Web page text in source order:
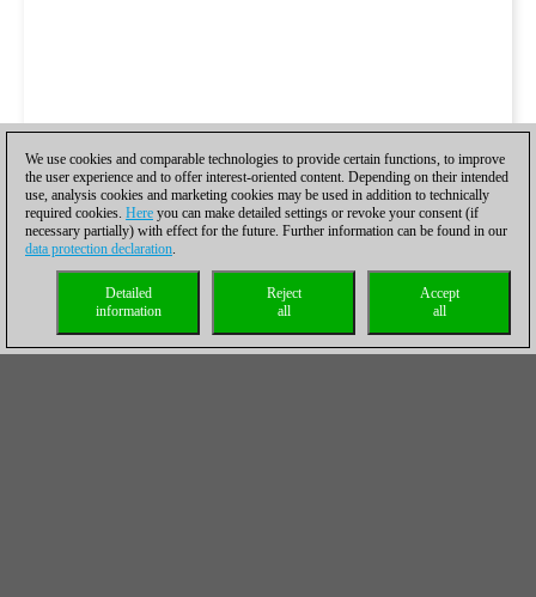
We use cookies and comparable technologies to provide certain functions, to improve
the user experience and to offer interest-oriented content. Depending on their intended
use, analysis cookies and marketing cookies may be used in addition to technically
required cookies. Here you can make detailed settings or revoke your consent (if
necessary partially) with effect for the future. Further information can be found in our
data protection declaration.
Accept
all
Reject
all
Detailed
information